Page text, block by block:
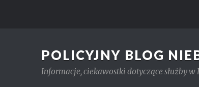
POLICYJNY BLOG
Informacje, ciekawostki dotyczące służby w